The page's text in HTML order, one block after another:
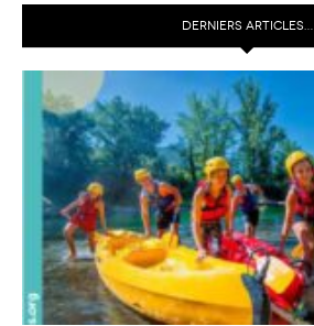
DERNIERS ARTICLES…